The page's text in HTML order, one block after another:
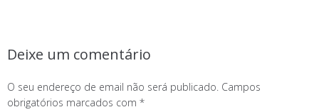
Deixe um comentário
O seu endereço de email não será publicado. Campos
obrigatórios marcados com *